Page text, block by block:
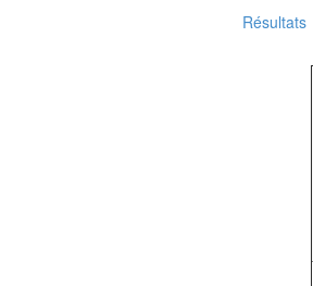
Résultats